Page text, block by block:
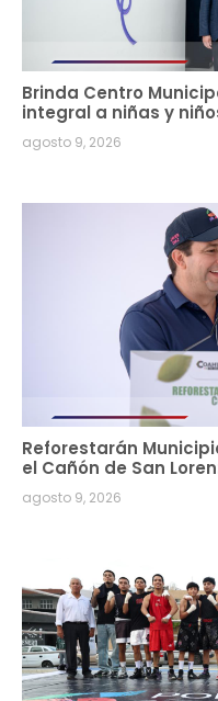
Brinda Centro
integral a niñas y
agosto 9, 2026
Reforestarán
el Cañón de San
agosto 9, 2026